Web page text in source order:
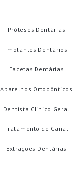
Próteses Dentárias
Implantes Dentários
Facetas Dentárias
Aparelhos Ortodônticos
Dentista Clinico Geral
Tratamento de Canal
Extrações Dentárias